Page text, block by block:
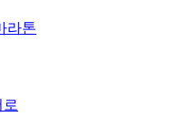
라톤